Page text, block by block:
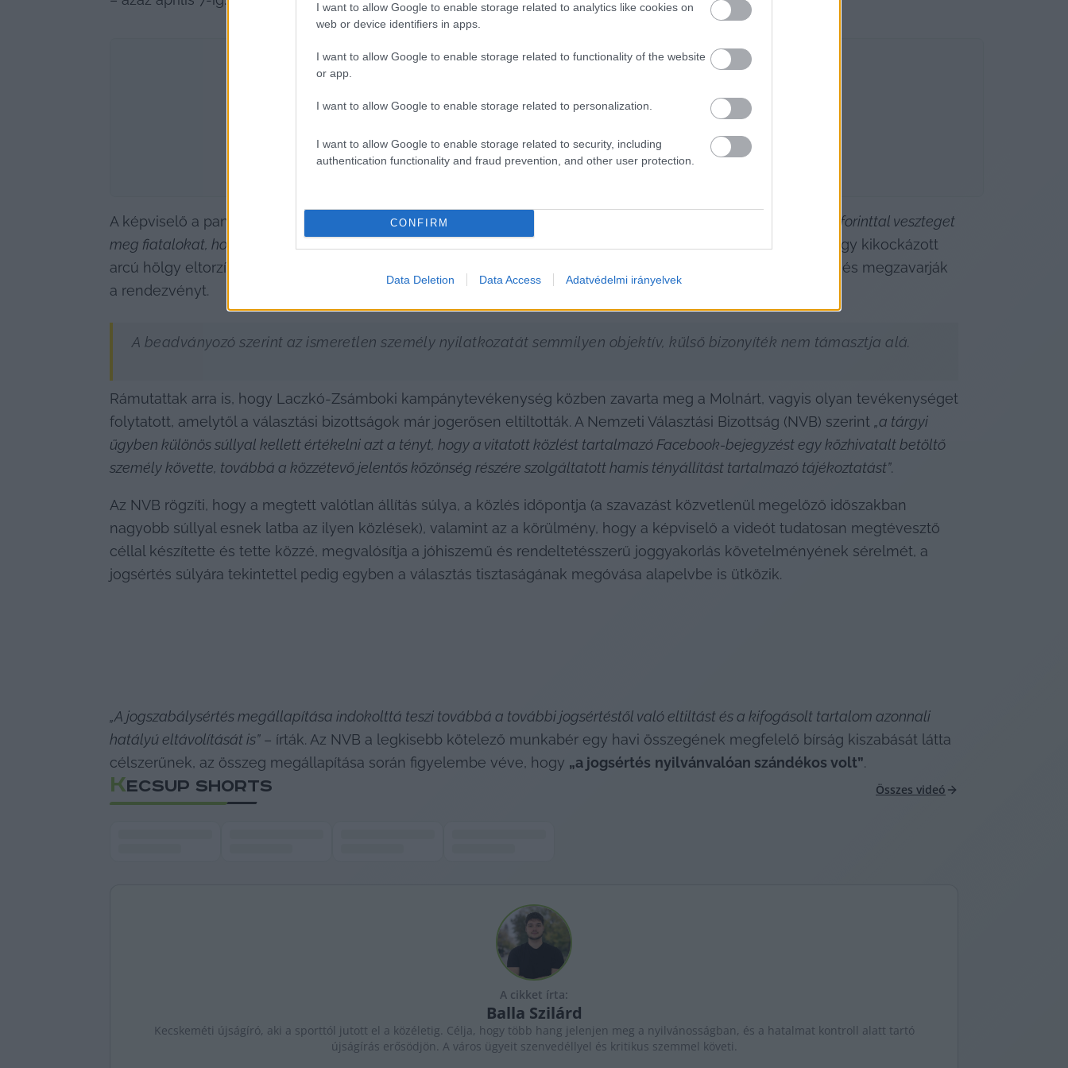
I want to allow Google to enable storage related to analytics like cookies on
web or device identifiers in apps.
I want to allow Google to enable storage related to functionality of the website
or app.
I want to allow Google to enable storage related to personalization.
I want to allow Google to enable storage related to security, including
authentication functionality and fraud prevention, and other user protection.
CONFIRM
Data Deletion Data Access Adatvédelmi irányelvek
HIRDETÉS
A képviselő a panaszolt videójában kérdésbe burkolt állítással vetette fel, hogy Molnár János
„harmincötezer forinttal veszteget
meg fiatalokat, hogy demonstráljanak Orbán Viktor rendezvényein”. Erre a videóban többször utal, sőt egyszer egy kikockázott
arcú hölgy eltorzított hanggal elmondja, hogy Molnár azért adott nekik pénzt, hogy tüntessenek, kiabáljanak és megzavarják
a rendezvényt.
A beadványozó szerint az ismeretlen személy nyilatkozatát semmilyen objektív, külső bizonyíték nem támasztja alá.
Rámutattak arra is, hogy Laczkó-Zsámboki kampánytevékenység közben zavarta meg a Molnárt, vagyis olyan tevékenységet
folytatott, amelytől a választási bizottságok már jogerősen eltiltották. A Nemzeti Választási Bizottság (NVB) szerint „a tárgyi
ügyben különös súllyal kellett értékelni azt a tényt, hogy a vitatott közlést tartalmazó Facebook-bejegyzést egy közhivatalt betöltő
személy követte, továbbá a közzétevő jelentős közönség részére szolgáltatott hamis tényállítást tartalmazó tájékoztatást”.
Az NVB rögzíti, hogy a megtett valótlan állítás súlya, a közlés időpontja (a szavazást közvetlenül megelőző időszakban
nagyobb súllyal esnek latba az ilyen közlések), valamint az a körülmény, hogy a képviselő a videót tudatosan megtévesztő
céllal készítette és tette közzé, megvalósítja a jóhiszemű és rendeltetésszerű joggyakorlás követelményének sérelmét, a
jogsértés súlyára tekintettel pedig egyben a választás tisztaságának megóvása alapelvbe is ütközik.
„A jogszabálysértés megállapítása indokolttá teszi továbbá a további jogsértéstől való eltiltást és a kifogásolt tartalom azonnali
hatályú eltávolítását is” – írták. Az NVB a legkisebb kötelező munkabér egy havi összegének megfelelő bírság kiszabását látta
célszerűnek, az összeg megállapítása során figyelembe véve, hogy „a jogsértés nyilvánvalóan szándékos volt”.
KECSUP SHORTS Összes videó
A cikket írta:
Balla Szilárd
Kecskeméti újságíró, aki a sporttól jutott el a közéletig. Célja, hogy több hang jelenjen meg a nyilvánosságban, és a hatalmat kontroll alatt tartó
újságírás erősödjön. A város ügyeit szenvedéllyel és kritikus szemmel követi.